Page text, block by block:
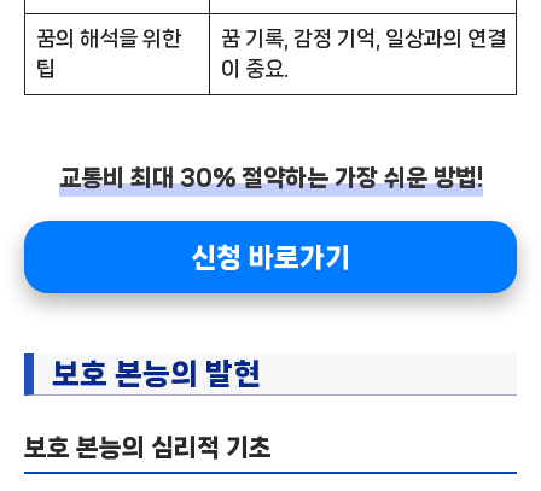
꿈의 해석을 위한
팁
꿈 기록, 감정 기억, 일상과의 연결
이 중요.
교통비 최대 30% 절약하는 가장 쉬운 방법!
신청 바로가기
보호 본능의 발현
보호 본능의 심리적 기초